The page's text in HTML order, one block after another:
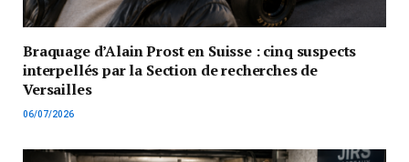
Braquage d’Alain Prost en Suisse : cinq suspects
interpellés par la Section de recherches de
Versailles
06/07/2026